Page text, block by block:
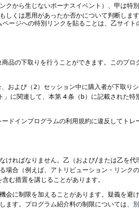
から生じないボーナスイベント）、甲は特
くは悪用があったか否かについて判断します
ージへの特別リンクを貼ることは、乙サイ
品の下取りを行うことができます。このプ
よび（2）セッション中に購入者が下取り
に関連して、本第 4 条（b）に記載された特
ドインプログラムの利用規約に違反してト
ればなりません。乙（および/または乙を
合（例えば、アトリビューション・リンク
む措置を講じることがあります。
に制限を加えることがあります。疑義を避
す。プログラム紹介料の制限については、